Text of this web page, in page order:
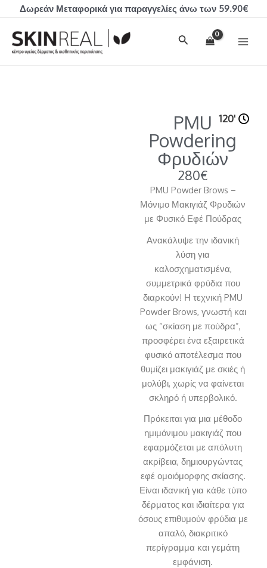
Μετάβαση
περιεχόμενο
Δωρεάν Μεταφορικά για παραγγελίες άνω των 59.90€
Αναζήτηση
120'
PMU
Powdering
Φρυδιών
280€
PMU Powder Brows –
Μόνιμο Μακιγιάζ Φρυδιών
με Φυσικό Εφέ Πούδρας
Ανακάλυψε την ιδανική
λύση για
καλοσχηματισμένα,
συμμετρικά φρύδια που
διαρκούν! Η τεχνική PMU
Powder Brows, γνωστή και
ως “σκίαση με πούδρα”,
προσφέρει ένα εξαιρετικά
φυσικό αποτέλεσμα που
θυμίζει μακιγιάζ με σκιές ή
μολύβι, χωρίς να φαίνεται
σκληρό ή υπερβολικό.
Πρόκειται για μια μέθοδο
ημιμόνιμου μακιγιάζ που
εφαρμόζεται με απόλυτη
ακρίβεια, δημιουργώντας
εφέ ομοιόμορφης σκίασης.
Είναι ιδανική για κάθε τύπο
δέρματος και ιδιαίτερα για
όσους επιθυμούν φρύδια με
απαλό, διακριτικό
περίγραμμα και γεμάτη
εμφάνιση.